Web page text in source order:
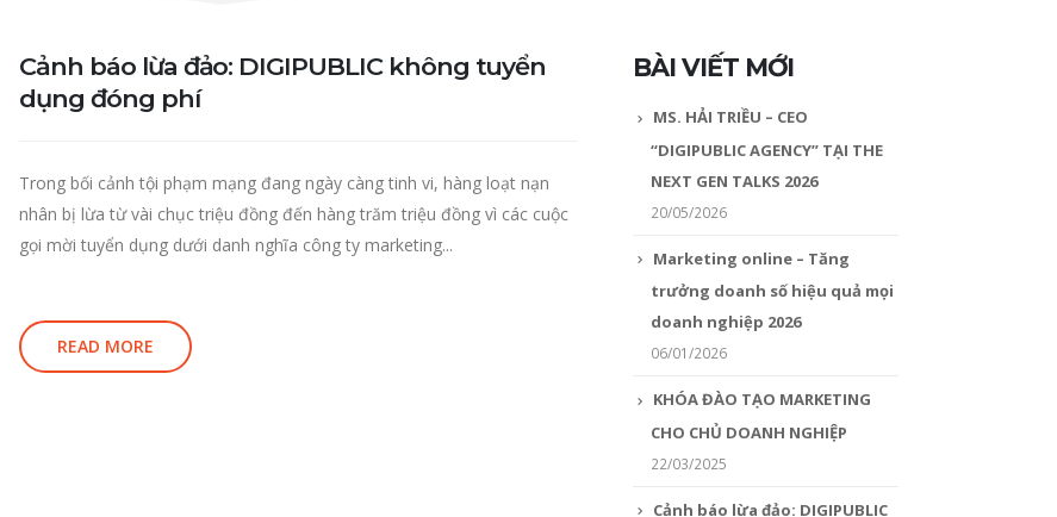
Cảnh báo lừa đảo: DIGIPUBLIC không tuyển
dụng đóng phí
Trong bối cảnh tội phạm mạng đang ngày càng tinh vi, hàng loạt nạn
nhân bị lừa từ vài chục triệu đồng đến hàng trăm triệu đồng vì các cuộc
gọi mời tuyển dụng dưới danh nghĩa công ty marketing...
READ MORE
BÀI VIẾT MỚI
MS. HẢI TRIỀU – CEO
“DIGIPUBLIC AGENCY” TẠI THE
NEXT GEN TALKS 2026
20/05/2026
Marketing online – Tăng
trưởng doanh số hiệu quả mọi
doanh nghiệp 2026
06/01/2026
KHÓA ĐÀO TẠO MARKETING
CHO CHỦ DOANH NGHIỆP
22/03/2025
Cảnh báo lừa đảo: DIGIPUBLIC